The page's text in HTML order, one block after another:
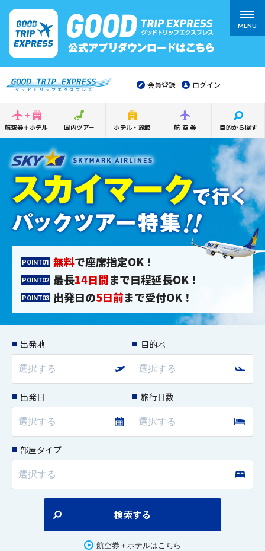
会員登録 ログイン
MENU
航空券＋ホテル 国内ツアー ホテル・旅館 航空券 目的から探す
POINT01 無料で座席指定OK！
POINT02 最長14日間まで日程延長OK！
POINT03 出発日の5日前まで受付OK！
出発地 目的地
出発日 旅行日数
部屋タイプ
検索する
航空券＋ホテルはこちら